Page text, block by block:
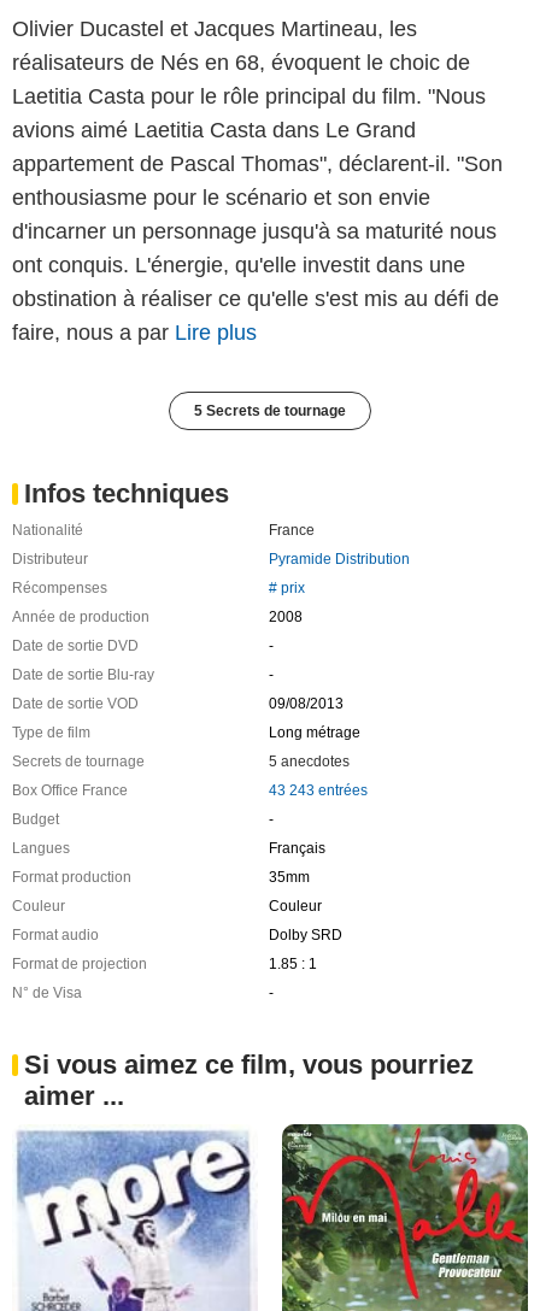
Olivier Ducastel et Jacques Martineau, les
réalisateurs de Nés en 68, évoquent le choic de
Laetitia Casta pour le rôle principal du film. "Nous
avions aimé Laetitia Casta dans Le Grand
appartement de Pascal Thomas", déclarent-il. "Son
enthousiasme pour le scénario et son envie
d'incarner un personnage jusqu'à sa maturité nous
ont conquis. L'énergie, qu'elle investit dans une
obstination à réaliser ce qu'elle s'est mis au défi de
faire, nous a par Lire plus
5 Secrets de tournage
Infos techniques
Nationalité
France
Distributeur
Pyramide Distribution
Récompenses
# prix
Année de production
2008
Date de sortie DVD
-
Date de sortie Blu-ray
-
Date de sortie VOD
09/08/2013
Type de film
Long métrage
Secrets de tournage
5 anecdotes
Box Office France
43 243 entrées
Budget
-
Langues
Français
Format production
35mm
Couleur
Couleur
Format audio
Dolby SRD
Format de projection
1.85 : 1
N° de Visa
-
Si vous aimez ce film, vous pourriez
aimer ...